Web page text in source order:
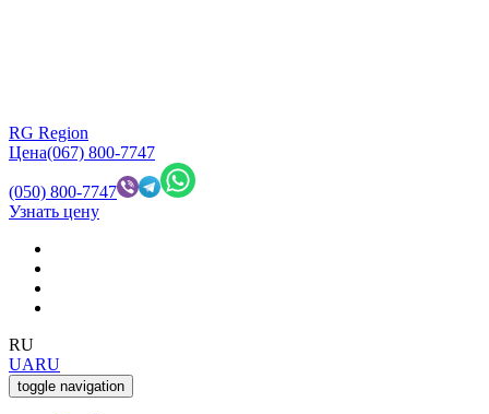
RG Region
Цена(067) 800-7747
(050) 800-7747
Узнать цену
RU
UARU
toggle navigation